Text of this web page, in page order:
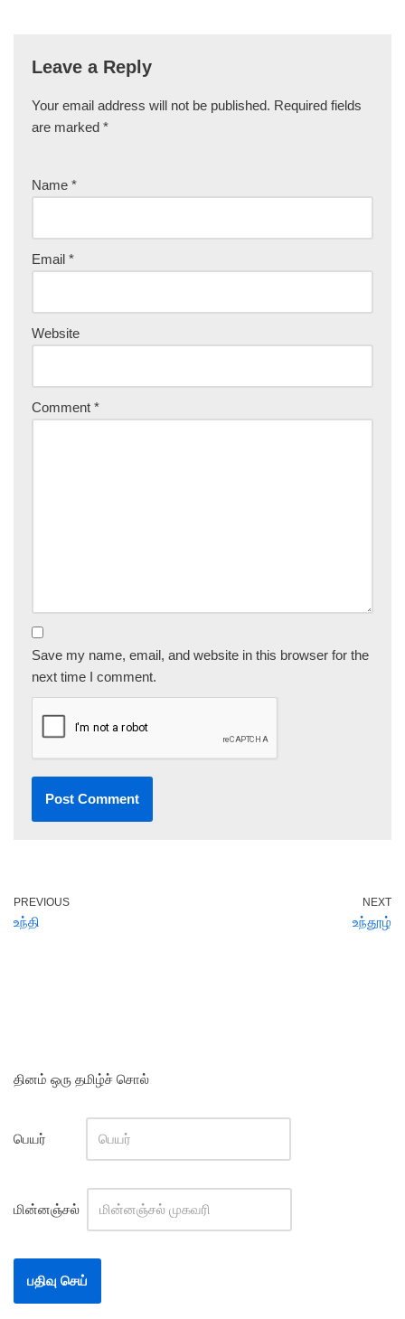
Leave a Reply
Your email address will not be published. Required fields
are marked *
Name *
Email *
Website
Comment *
Save my name, email, and website in this browser for the
next time I comment.
PREVIOUS
உந்தி
NEXT
உந்தூழ்
தினம் ஒரு தமிழ்ச் சொல்
பெயர்
மின்னஞ்சல்